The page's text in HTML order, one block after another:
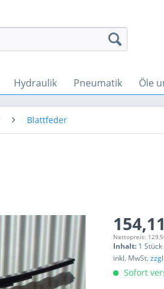
Hydraulik Pneumatik Öle
Blattfeder
Nettopreis:
Inhalt: 1 Stück
inkl. MwSt.
Sofort